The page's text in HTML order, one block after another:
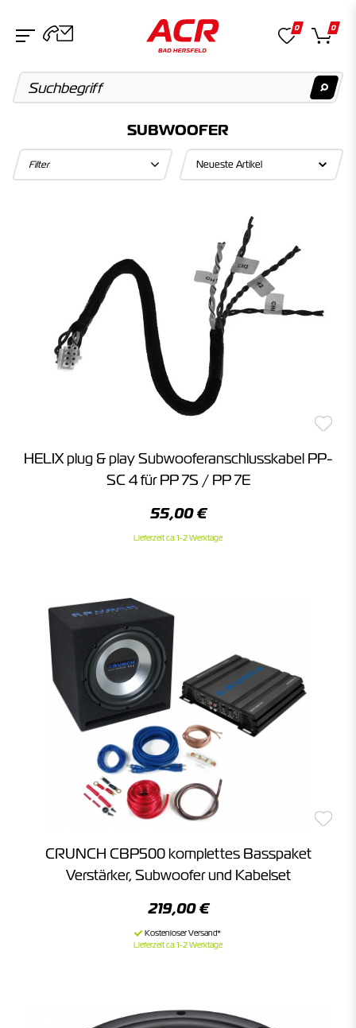
Keine Suchergebnisse gefunden.
Kategorien
Keine Suchergebnisse gefunden.
0 0
SUBWOOFER
Filter
HELIX plug & play Subwooferanschlusskabel PP-
SC 4 für PP 7S / PP 7E
55,00 €
Lieferzeit ca. 1-2 Werktage
CRUNCH CBP500 komplettes Basspaket
Verstärker, Subwoofer und Kabelset
219,00 €
Lieferzeit ca. 1-2 Werktage